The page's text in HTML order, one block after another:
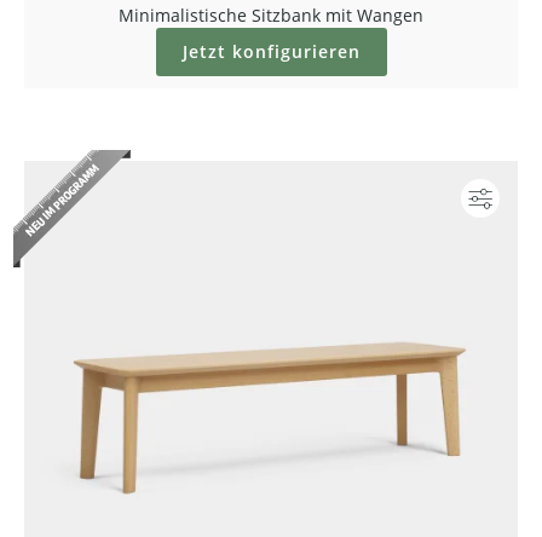
Minimalistische Sitzbank mit Wangen
Jetzt konfigurieren